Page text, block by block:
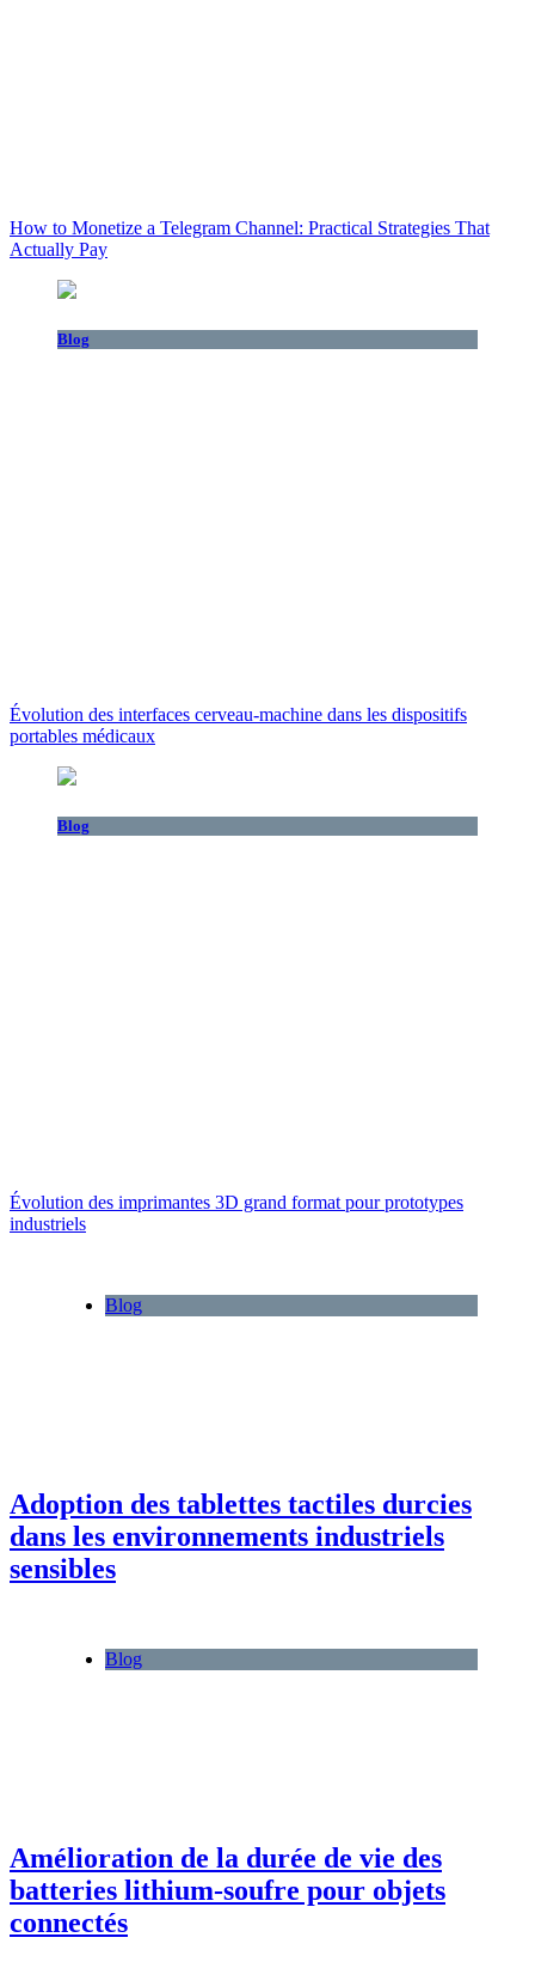
How to Monetize a Telegram Channel: Practical Strategies That
Actually Pay
Blog
Évolution des interfaces cerveau-machine dans les dispositifs
portables médicaux
Blog
Évolution des imprimantes 3D grand format pour prototypes
industriels
Blog
Adoption des tablettes tactiles durcies
dans les environnements industriels
sensibles
Blog
Amélioration de la durée de vie des
batteries lithium-soufre pour objets
connectés